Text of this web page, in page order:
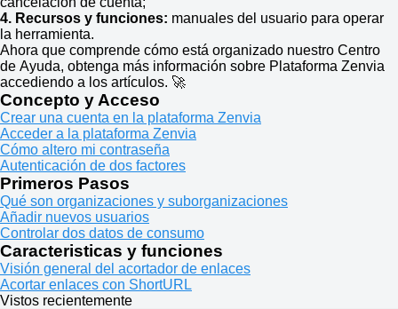
4. Recursos y funciones: manuales del usuario para operar
la herramienta.
Ahora que comprende cómo está organizado nuestro Centro
de Ayuda, obtenga más información sobre Plataforma Zenvia
accediendo a los artículos. 🚀
Concepto y Acceso
Crear una cuenta en la plataforma Zenvia
Acceder a la plataforma Zenvia
Cómo altero mi contraseña
Autenticación de dos factores
Primeros Pasos
Qué son organizaciones y suborganizaciones
Añadir nuevos usuarios
Controlar dos datos de consumo
Caracteristicas y funciones
Visión general del acortador de enlaces
Acortar enlaces con ShortURL
Vistos recientemente